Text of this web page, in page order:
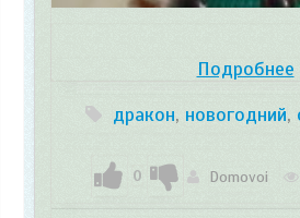
Подробнее
дракон, новогодний,
0 Domovoi